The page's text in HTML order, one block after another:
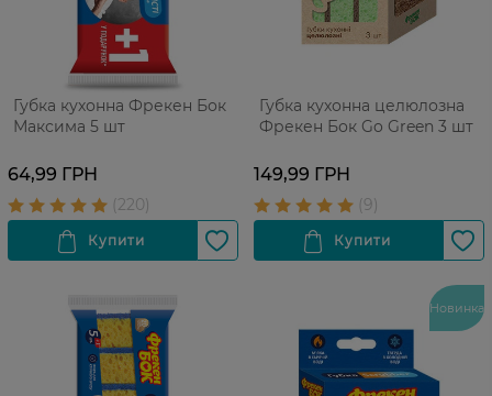
Губка кухонна Фрекен Бок
Максима 5 шт
64,99 ГРН
Губка кухонна целюлозна
Фрекен Бок Go Green 3 шт
149,99 ГРН
Новинка